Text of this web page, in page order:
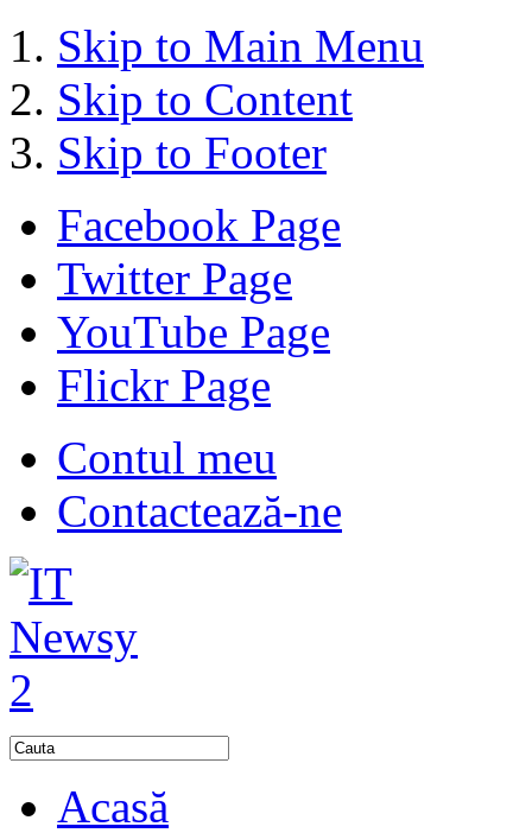
Skip to Main Menu
Skip to Content
Skip to Footer
Facebook Page
Twitter Page
YouTube Page
Flickr Page
Contul meu
Contactează-ne
Acasă